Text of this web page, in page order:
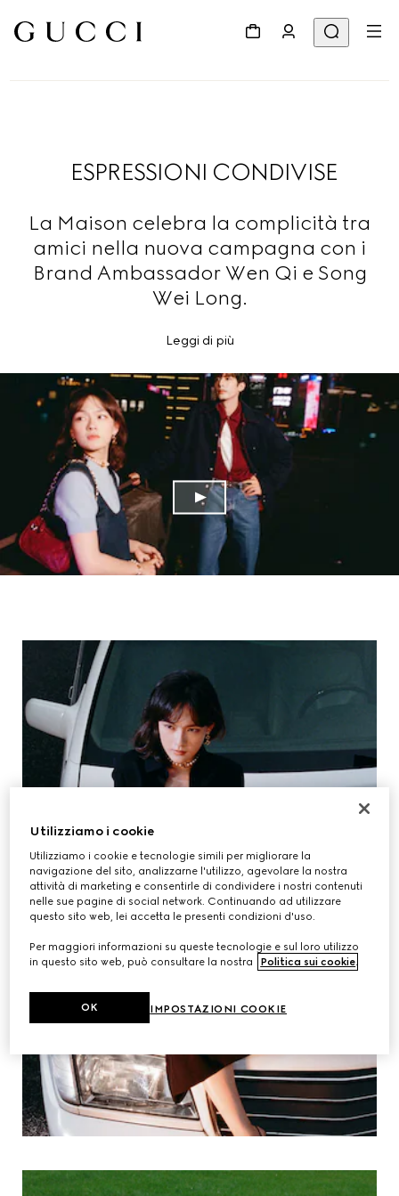
ESPRESSIONI CONDIVISE
La Maison celebra la complicità tra
amici nella nuova campagna con i
Brand Ambassador Wen Qi e Song
Wei Long.
Leggi di più
Utilizziamo i cookie
Utilizziamo i cookie e tecnologie simili per migliorare la
navigazione del sito, analizzarne l'utilizzo, agevolare la nostra
attività di marketing e consentirle di condividere i nostri contenuti
nelle sue pagine di social network. Continuando ad utilizzare
questo sito web, lei accetta le presenti condizioni d'uso.
Per maggiori informazioni su queste tecnologie e sul loro utilizzo
in questo sito web, può consultare la nostra
Politica sui cookie.
IMPOSTAZIONI COOKIE
OK